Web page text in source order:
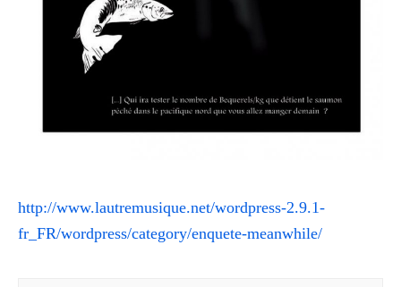
http://www.lautremusique.net/wordpress-2.9.1-
fr_FR/wordpress/category/enquete-meanwhile/